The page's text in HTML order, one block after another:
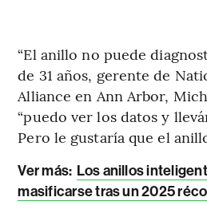
“El anillo no puede
de 31 años, gerente de
Alliance en Ann Arbor,
“puedo ver los datos y
Pero le gustaría que el
Ver más: Los anillos
masificarse tras un 2025